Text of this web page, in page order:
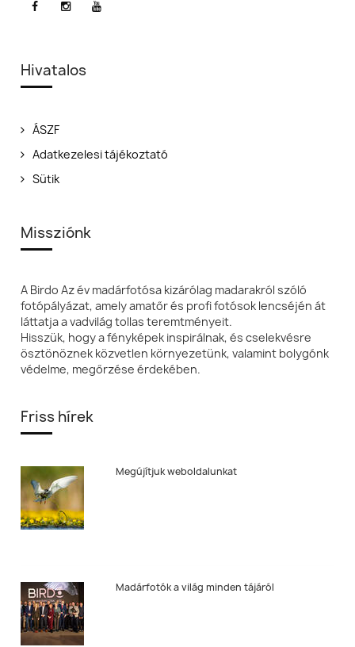
Hivatalos
ÁSZF
Adatkezelesi tájékoztató
Sütik
Missziónk
A Birdo Az év madárfotósa kizárólag madarakról szóló
fotópályázat, amely amatőr és profi fotósok lencséjén át
láttatja a vadvilág tollas teremtményeit.
Hisszük, hogy a fényképek inspirálnak, és cselekvésre
ösztönöznek közvetlen környezetünk, valamint bolygónk
védelme, megőrzése érdekében.
Friss hírek
Megújítjuk weboldalunkat
Madárfotók a világ minden tájáról